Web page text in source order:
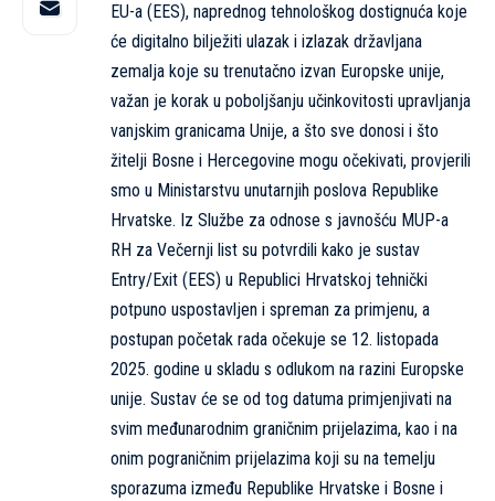
EU-a (EES), naprednog tehnološkog dostignuća koje
će digitalno bilježiti ulazak i izlazak državljana
zemalja koje su trenutačno izvan Europske unije,
važan je korak u poboljšanju učinkovitosti upravljanja
vanjskim granicama Unije, a što sve donosi i što
žitelji Bosne i Hercegovine mogu očekivati, provjerili
smo u Ministarstvu unutarnjih poslova Republike
Hrvatske. Iz Službe za odnose s javnošću MUP-a
RH za Večernji list su potvrdili kako je sustav
Entry/Exit (EES) u Republici Hrvatskoj tehnički
potpuno uspostavljen i spreman za primjenu, a
postupan početak rada očekuje se 12. listopada
2025. godine u skladu s odlukom na razini Europske
unije. Sustav će se od tog datuma primjenjivati na
svim međunarodnim graničnim prijelazima, kao i na
onim pograničnim prijelazima koji su na temelju
sporazuma između Republike Hrvatske i Bosne i